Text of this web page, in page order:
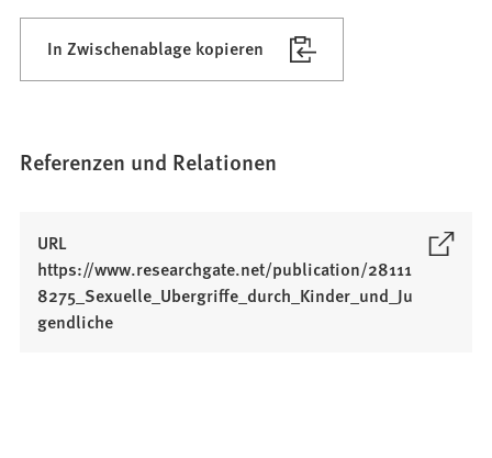
In Zwischenablage kopieren
Referenzen und Relationen
URL
https://www.researchgate.net/publication/28111
8275_Sexuelle_Ubergriffe_durch_Kinder_und_Ju
gendliche